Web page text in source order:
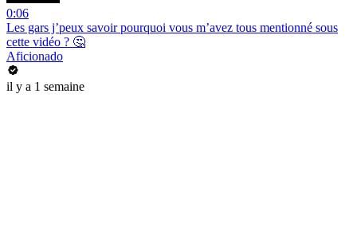
0:06
Les gars j’peux savoir pourquoi vous m’avez tous mentionné sous
cette vidéo ? 🤔
Aficionado
il y a 1 semaine